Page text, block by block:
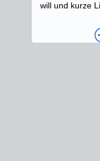
will und kurze